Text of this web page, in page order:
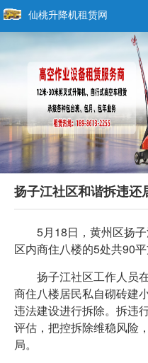
仙桃升降机租赁网
扬子江社区和谐拆违还
5月18日，黄州区扬子
区内商住八楼的5处共90
扬子江社区工作人员在
商住八楼居民私自砌砖建
违法建设进行拆除。拆违
评估，把控拆除维稳风险
局。